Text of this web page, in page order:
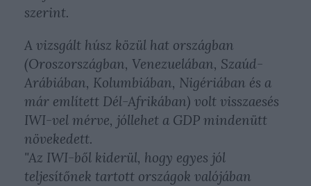
szerint.
A vizsgált húsz közül hat országban
(Oroszországban, Venezuelában, Szaúd-
Arábiában, Kolumbiában, Nigériában és a
már említett Dél-Afrikában) volt visszaesés
IWI-vel mérve, jóllehet a GDP mindenütt
növekedett.
"Az IWI-ből kiderül, hogy egyes jól
teljesítőnek tartott országok valójában